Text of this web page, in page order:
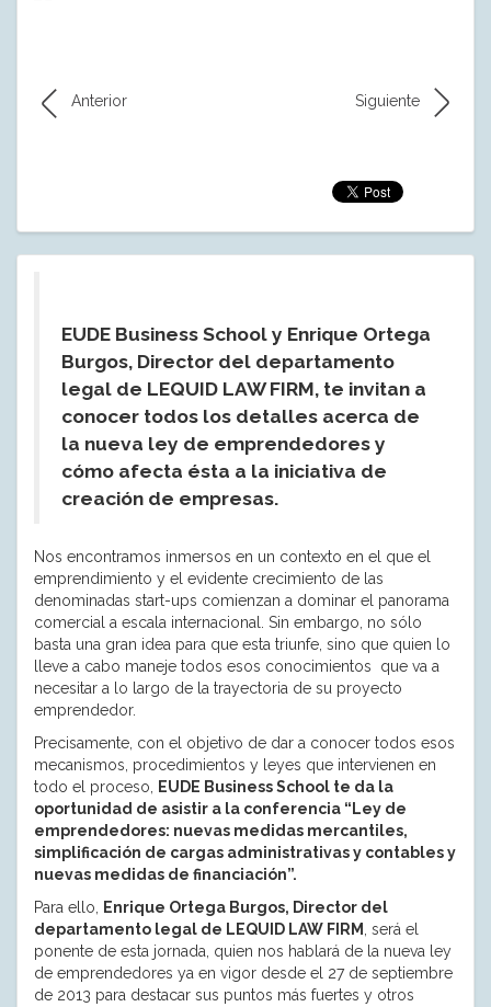
Anterior Siguiente
EUDE Business School y Enrique Ortega
Burgos, Director del departamento
legal de LEQUID LAW FIRM, te invitan a
conocer todos los detalles acerca de
la nueva ley de emprendedores y
cómo afecta ésta a la iniciativa de
creación de empresas.
Nos encontramos inmersos en un contexto en el que el
emprendimiento y el evidente crecimiento de las
denominadas start-ups comienzan a dominar el panorama
comercial a escala internacional. Sin embargo, no sólo
basta una gran idea para que esta triunfe, sino que quien lo
lleve a cabo maneje todos esos conocimientos que va a
necesitar a lo largo de la trayectoria de su proyecto
emprendedor.
Precisamente, con el objetivo de dar a conocer todos esos
mecanismos, procedimientos y leyes que intervienen en
todo el proceso,
EUDE Business School te da la
oportunidad de asistir a la conferencia “Ley de
emprendedores: nuevas medidas mercantiles,
simplificación de cargas administrativas y contables y
nuevas medidas de financiación”.
Para ello,
Enrique Ortega Burgos, Director del
departamento legal de LEQUID LAW FIRM
, será el
ponente de esta jornada, quien nos hablará de la nueva ley
de emprendedores ya en vigor desde el 27 de septiembre
de 2013 para destacar sus puntos más fuertes y otros